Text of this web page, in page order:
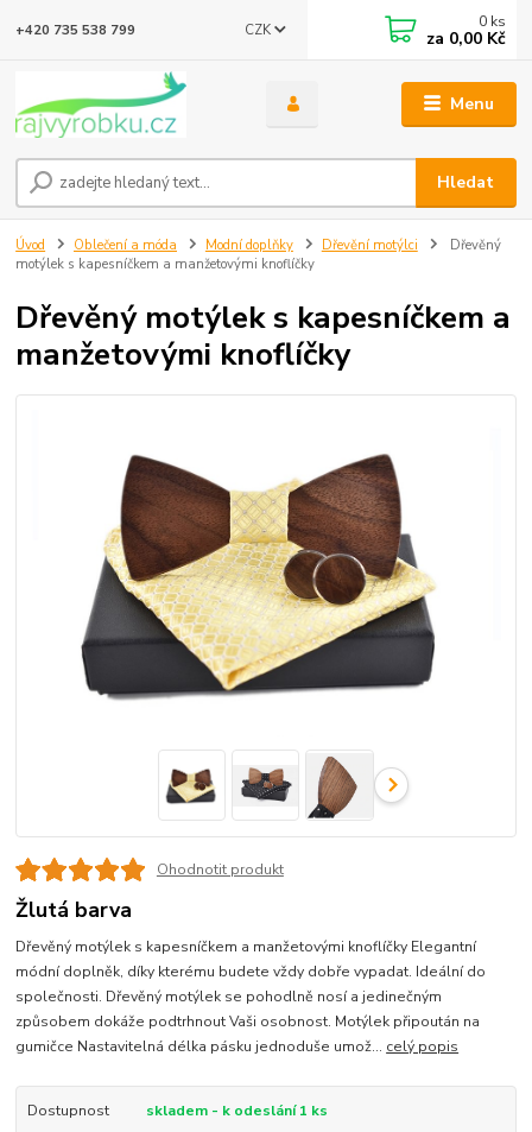
Menu
CZK
Hledat
+420 735 538 799 0 ks
za 0,00 Kč
Úvod Oblečení a móda Modní doplňky Dřevění motýlci
Dřevěný
motýlek s kapesníčkem a manžetovými knoflíčky
Dřevěný motýlek s kapesníčkem a
manžetovými knoflíčky
Ohodnotit produkt
Žlutá barva
Dřevěný motýlek s kapesníčkem a manžetovými knoflíčky Elegantní
módní doplněk, díky kterému budete vždy dobře vypadat. Ideální do
společnosti. Dřevěný motýlek se pohodlně nosí a jedinečným
způsobem dokáže podtrhnout Vaši osobnost. Motýlek připoután na
gumičce Nastavitelná délka pásku jednoduše umož... celý popis
Dostupnost
skladem - k odeslání 1 ks